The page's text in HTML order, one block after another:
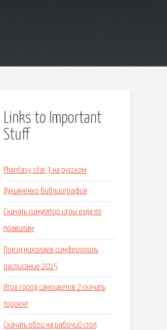
Links to Important
Stuff
Phantasy star 3 на русском
Лукьяненко библиография
Скачать симулятор игры езда по
правилам
Поезд николаев симферополь
расписание 2015
Игра город самоцветов 2 скачать
торрент
Скачать обои на рабочий стол